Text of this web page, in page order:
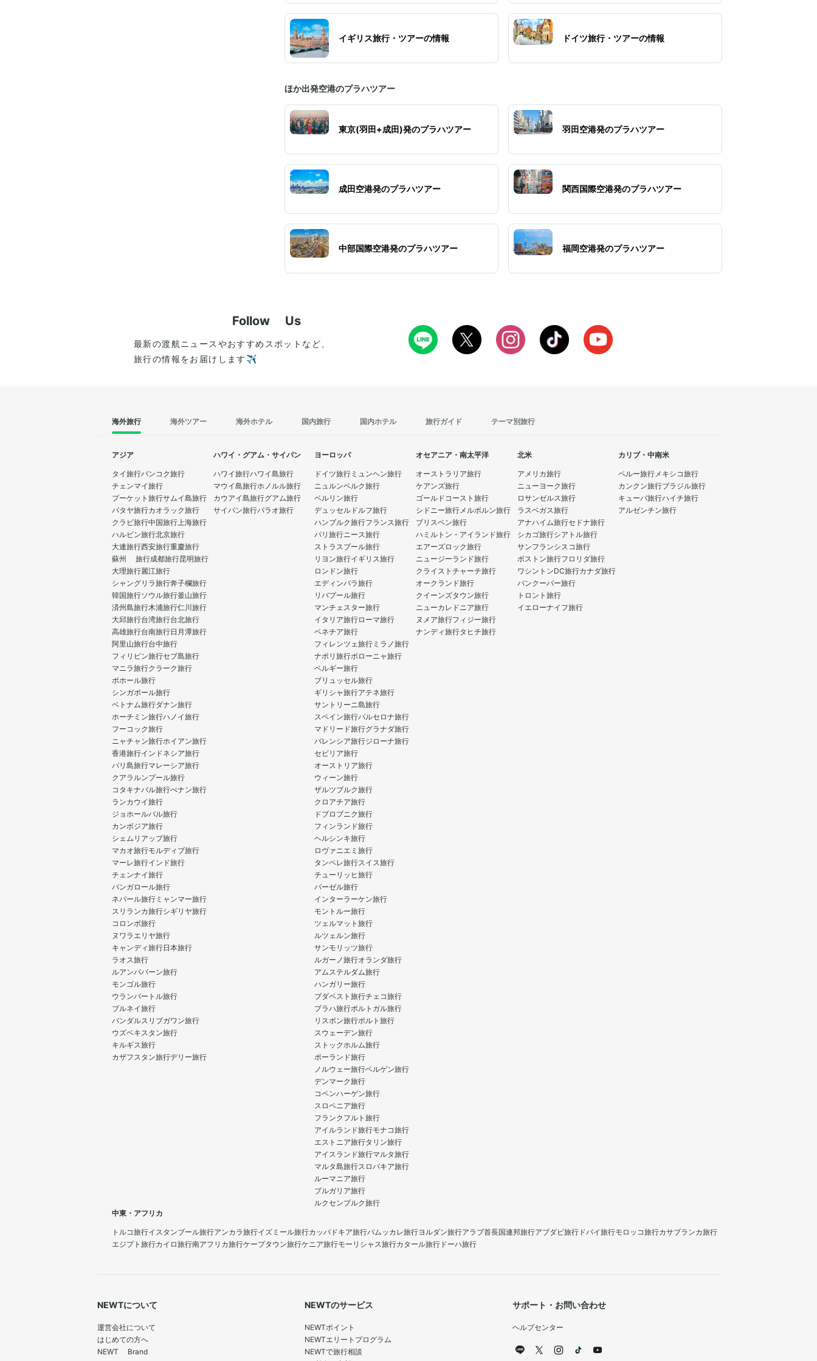
イギリス旅行・ツアーの情報 ドイツ旅行・ツアーの情報
ほか出発空港のプラハツアー
東京(羽田+成田)発のプラハツアー 羽田空港発のプラハツアー
成田空港発のプラハツアー 関西国際空港発のプラハツアー
中部国際空港発のプラハツアー 福岡空港発のプラハツアー
Follow Us
最新の渡航ニュースやおすすめスポットなど、
旅行の情報をお届けします✈️
海外旅行 海外ツアー 海外ホテル 国内旅行 国内ホテル 旅行ガイド テーマ別旅行
アジア
タイ旅行バンコク旅行
チェンマイ旅行
プーケット旅行サムイ島旅行
パタヤ旅行カオラック旅行
クラビ旅行中国旅行上海旅行
ハルビン旅行北京旅行
大連旅行西安旅行重慶旅行
蘇州 旅行成都旅行昆明旅行
大理旅行麗江旅行
シャングリラ旅行奔子欄旅行
韓国旅行ソウル旅行釜山旅行
済州島旅行木浦旅行仁川旅行
大邱旅行台湾旅行台北旅行
高雄旅行台南旅行日月潭旅行
阿里山旅行台中旅行
フィリピン旅行セブ島旅行
マニラ旅行クラーク旅行
ボホール旅行
シンガポール旅行
ベトナム旅行ダナン旅行
ホーチミン旅行ハノイ旅行
フーコック旅行
ニャチャン旅行ホイアン旅行
香港旅行インドネシア旅行
バリ島旅行マレーシア旅行
クアラルンプール旅行
コタキナバル旅行ぺナン旅行
ランカウイ旅行
ジョホールバル旅行
カンボジア旅行
シェムリアップ旅行
マカオ旅行モルディブ旅行
マーレ旅行インド旅行
チェンナイ旅行
バンガロール旅行
ネパール旅行 ミャンマー旅行
スリランカ旅行シギリヤ旅行
コロンボ旅行
ヌワラエリヤ旅行
キャンディ旅行日本旅行
ラオス旅行
ルアンパバーン旅行
モンゴル旅行
ウランバートル旅行
ブルネイ旅行
バンダルスリブガワン旅行
ウズベキスタン旅行
キルギス旅行
カザフスタン旅行デリー旅行
ハワイ・グアム・サイパン
ハワイ旅行ハワイ島旅行
マウイ島旅行ホノルル旅行
カウアイ島旅行グアム旅行
サイパン旅行パラオ旅行
ヨーロッパ
ドイツ旅行 ミュンヘン旅行
ニュルンベルク旅行
ベルリン旅行
デュッセルドルフ旅行
ハンブルク旅行フランス旅行
パリ旅行ニース旅行
ストラスブール旅行
リヨン旅行イギリス旅行
ロンドン旅行
エディンバラ旅行
リバプール旅行
マンチェスター旅行
イタリア旅行ローマ旅行
ベネチア旅行
フィレンツェ旅行 ミラノ旅行
ナポリ旅行ボローニャ旅行
ベルギー旅行
ブリュッセル旅行
ギリシャ旅行アテネ旅行
サントリーニ島旅行
スペイン旅行バルセロナ旅行
マドリード旅行グラナダ旅行
バレンシア旅行ジローナ旅行
セビリア旅行
オーストリア旅行
ウィーン旅行
ザルツブルク旅行
クロアチア旅行
ドブロブニク旅行
フィンランド旅行
ヘルシンキ旅行
ロヴァニエミ旅行
タンペレ旅行スイス旅行
チューリッヒ旅行
バーゼル旅行
インターラーケン旅行
モントルー旅行
ツェルマット旅行
ルツェルン旅行
サンモリッツ旅行
ルガーノ旅行オランダ旅行
アムステルダム旅行
ハンガリー旅行
ブダペスト旅行チェコ旅行
プラハ旅行ポルトガル旅行
リスボン旅行ポルト旅行
スウェーデン旅行
ストックホルム旅行
ポーランド旅行
ノルウェー旅行ベルゲン旅行
デンマーク旅行
コペンハーゲン旅行
スロベニア旅行
フランクフルト旅行
アイルランド旅行モナコ旅行
エストニア旅行タリン旅行
アイスランド旅行マルタ旅行
マルタ島旅行スロバキア旅行
ルーマニア旅行
ブルガリア旅行
ルクセンブルク旅行
オセアニア・南太平洋
オーストラリア旅行
ケアンズ旅行
ゴールドコースト旅行
シドニー旅行メルボルン旅行
ブリスベン旅行
ハミルトン・アイランド旅行
エアーズロック旅行
ニュージーランド旅行
クライストチャーチ旅行
オークランド旅行
クイーンズタウン旅行
ニューカレドニア旅行
ヌメア旅行フィジー旅行
ナンディ旅行タヒチ旅行
北米
アメリカ旅行
ニューヨーク旅行
ロサンゼルス旅行
ラスベガス旅行
アナハイム旅行セドナ旅行
シカゴ旅行シアトル旅行
サンフランシスコ旅行
ボストン旅行フロリダ旅行
ワシントンDC旅行カナダ旅行
バンクーバー旅行
トロント旅行
イエローナイフ旅行
カリブ・中南米
ペルー旅行メキシコ旅行
カンクン旅行ブラジル旅行
キューバ旅行ハイチ旅行
アルゼンチン旅行
中東・アフリカ
トルコ旅行イスタンブール旅行アンカラ旅行イズミール旅行カッパドキア旅行パムッカレ旅行ヨルダン旅行アラブ首長国連邦旅行アブダビ旅行 ドバイ旅行モロッコ旅行カサブランカ旅行
エジプト旅行カイロ旅行南アフリカ旅行ケープタウン旅行ケニア旅行モーリシャス旅行カタール旅行 ドーハ旅行
NEWTについて
運営会社について
はじめての方へ
NEWT Brand
NEWTのサービス
NEWTポイント
NEWTエリートプログラム
NEWTで旅行相談
サポート・お問い合わせ
ヘルプセンター